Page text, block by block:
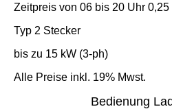
Zeitpreis von 06 bis 20 Uhr
Typ 2 Stecker
bis zu 15 kW (3-ph)
Alle Preise inkl. 19% Mwst.
Bedienung